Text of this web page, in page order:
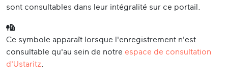
sont consultables dans leur intégralité sur ce portail.
Ce symbole apparaît lorsque l'enregistrement n'est
consultable qu'au sein de notre espace de consultation
d'Ustaritz